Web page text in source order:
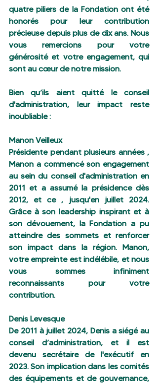
quatre piliers de la Fondation ont été
honorés pour leur contribution
précieuse depuis plus de dix ans. Nous
vous remercions pour votre
générosité et votre engagement, qui
sont au cœur de notre mission.
Bien qu’ils aient quitté le conseil
d'administration, leur impact reste
inoubliable :
Manon Veilleux
Présidente pendant plusieurs années ,
Manon a commencé son engagement
au sein du conseil d'administration en
2011 et a assumé la présidence dès
2012, et ce , jusqu'en juillet 2024.
Grâce à son leadership inspirant et à
son dévouement, la Fondation a pu
atteindre des sommets et renforcer
son impact dans la région. Manon,
votre empreinte est indélébile, et nous
vous sommes infiniment
reconnaissants pour votre
contribution.
Denis Levesque
De 2011 à juillet 2024, Denis a siégé au
conseil d’administration, et il est
devenu secrétaire de l'exécutif en
2023. Son implication dans les comités
des équipements et de gouvernance,